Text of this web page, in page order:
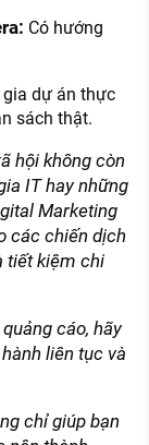
Có hướng
dự án thực
sách thật.
hội không còn
IT hay những
Marketing
các chiến dịch
tiết kiệm chi
cáo, hãy
liên tục và
chỉ giúp bạn